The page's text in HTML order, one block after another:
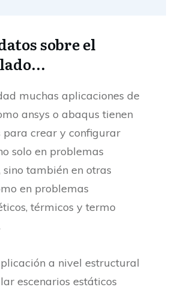
sobre el
muchas aplicaciones de
ansys o abaqus tienen
para crear y configurar
solo en problemas
también en otras
en problemas
térmicos y termo
a nivel estructural
escenarios estáticos